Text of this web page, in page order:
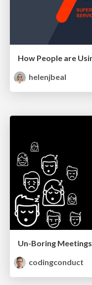
helenjbeal
Un-Boring Meetings
codingconduct